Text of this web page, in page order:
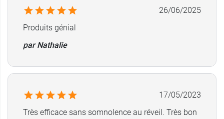
26/06/2025
Produits génial
par Nathalie
17/05/2023
Très efficace sans somnolence au réveil. Très bon